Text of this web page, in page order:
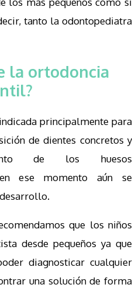
tanto la odontopediatra
la ortodoncia
principalmente para
de dientes concretos y
de los huesos
ese momento aún se
que los niños
desde pequeños ya que
diagnosticar cualquier
una solución de forma